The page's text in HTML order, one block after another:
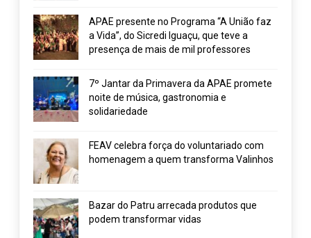
APAE presente no Programa “A União faz
a Vida”, do Sicredi Iguaçu, que teve a
presença de mais de mil professores
7º Jantar da Primavera da APAE promete
noite de música, gastronomia e
solidariedade
FEAV celebra força do voluntariado com
homenagem a quem transforma Valinhos
Bazar do Patru arrecada produtos que
podem transformar vidas